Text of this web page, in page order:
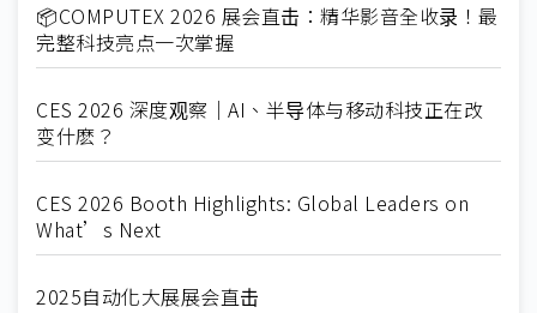
📦COMPUTEX 2026 展会直击：精华影音全收录！最
完整科技亮点一次掌握
CES 2026 深度观察｜AI、半导体与移动科技正在改
变什麽？
CES 2026 Booth Highlights: Global Leaders on
What’s Next
2025自动化大展展会直击